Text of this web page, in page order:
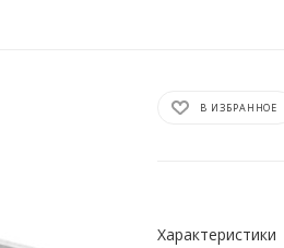
В ИЗБРАННОЕ
Характеристики